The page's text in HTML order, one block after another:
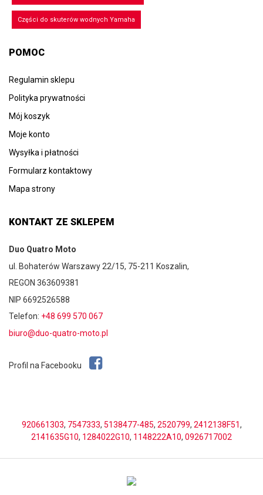
Części do skuterów wodnych Yamaha
POMOC
Regulamin sklepu
Polityka prywatności
Mój koszyk
Moje konto
Wysyłka i płatności
Formularz kontaktowy
Mapa strony
KONTAKT ZE SKLEPEM
Duo Quatro Moto
ul. Bohaterów Warszawy 22/15, 75-211 Koszalin,
REGON 363609381
NIP 6692526588
Telefon: +48 699 570 067
biuro@duo-quatro-moto.pl
Profil na Facebooku
920661303, 7547333, 5138477-485, 2520799, 2412138F51,
2141635G10, 1284022G10, 1148222A10, 0926717002